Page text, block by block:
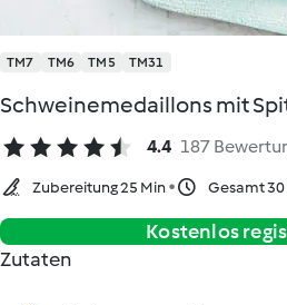
TM7 TM6 TM5 TM31
Schweinemedaillons mit
4.4 187
Zubereitung 25 Min Gesamt 30
Kostenlos
Zutaten